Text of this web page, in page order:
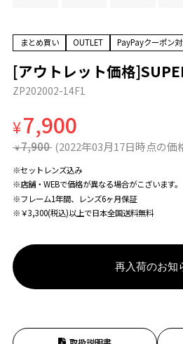
まとめ買い OUTLET PayPayクーポン
[アウトレット価格
ZP202002-14F1
¥7,900
¥ 7,900 (2022年03月17日時点の価
※セットレンズ込み
※店舗・WEBで価格が異なる場合がこざいます。
※フレーム1年間、レンズ6ヶ月保証
※￥3,300(税込)以上で日本全国送料無料
再入荷のお知